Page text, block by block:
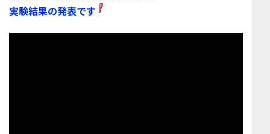
実験結果の発表です